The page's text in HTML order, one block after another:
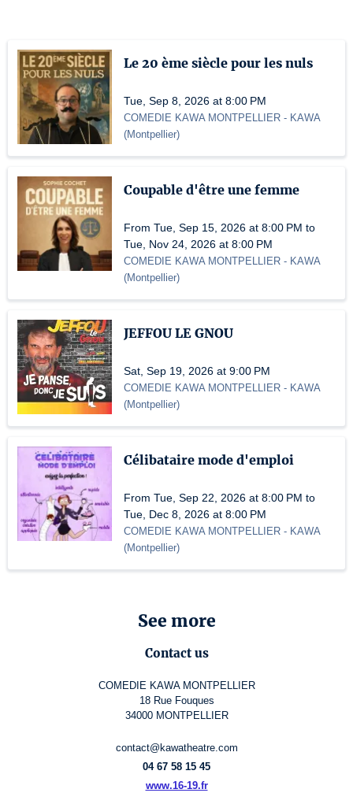
Le 20 ème siècle pour les nuls
Tue, Sep 8, 2026 at 8:00 PM
COMEDIE KAWA MONTPELLIER - KAWA
(Montpellier)
Coupable d'être une femme
From Tue, Sep 15, 2026 at 8:00 PM to
Tue, Nov 24, 2026 at 8:00 PM
COMEDIE KAWA MONTPELLIER - KAWA
(Montpellier)
JEFFOU LE GNOU
Sat, Sep 19, 2026 at 9:00 PM
COMEDIE KAWA MONTPELLIER - KAWA
(Montpellier)
Célibataire mode d'emploi
From Tue, Sep 22, 2026 at 8:00 PM to
Tue, Dec 8, 2026 at 8:00 PM
COMEDIE KAWA MONTPELLIER - KAWA
(Montpellier)
See more
Contact us
COMEDIE KAWA MONTPELLIER
18 Rue Fouques
34000 MONTPELLIER
contact@kawatheatre.com
04 67 58 15 45
www.16-19.fr